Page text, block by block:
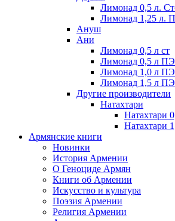
Лимонад 0,5 л.
Лимонад 1,25 л.
Ануш
Ани
Лимонад 0,5 л ст
Лимонад 0,5 л
Лимонад 1,0 л
Лимонад 1,5 л
Другие производители
Натахтари
Натахтари
Натахтари
Армянские книги
Новинки
История Армении
О Геноциде Армян
Книги об Армении
Иcкусство и культура
Поэзия Армении
Религия Армении